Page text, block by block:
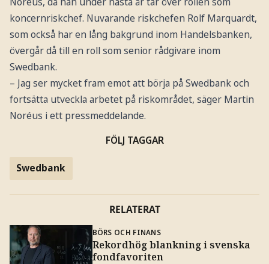
koncernriskchef. Nuvarande riskchefen Rolf Marquardt,
som också har en lång bakgrund inom Handelsbanken,
övergår då till en roll som senior rådgivare inom
Swedbank.
– Jag ser mycket fram emot att börja på Swedbank och
fortsätta utveckla arbetet på riskområdet, säger Martin
Noréus i ett pressmeddelande.
FÖLJ TAGGAR
Swedbank
RELATERAT
BÖRS OCH FINANS
Rekordhög blankning i svenska
fondfavoriten